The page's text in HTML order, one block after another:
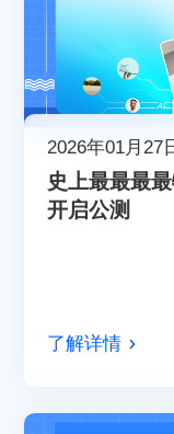
2026年01月27
史上最最最
开启公测
了解详情